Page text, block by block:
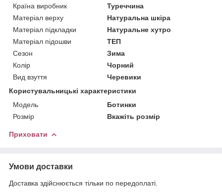
Країна виробник
Туреччина
Матеріал верху
Натуральна шкіра
Матеріал підкладки
Натуральне хутро
Матеріал підошви
ТЕП
Сезон
Зима
Колір
Чорний
Вид взуття
Черевики
Користувальницькі характеристики
Мoдель
Ботинки
Розмір
Вкажіть розмір
Приховати
Умови доставки
Доставка здійснюється тільки по передоплаті.